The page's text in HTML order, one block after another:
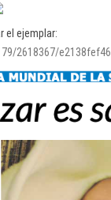
el ejemplar:
2618367/